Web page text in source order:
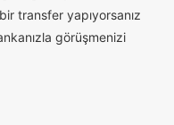
transfer yapıyorsanız
görüşmenizi